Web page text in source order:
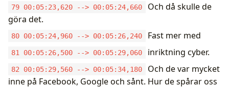
79 00:05:23,620 --> 00:05:24,660
Och då skulle de
göra det.
80 00:05:24,960 --> 00:05:26,240 Fast mer med
81 00:05:26,500 --> 00:05:29,060 inriktning cyber.
82 00:05:29,560 --> 00:05:34,180
Och de var mycket
inne på Facebook, Google och sånt. Hur de spårar oss